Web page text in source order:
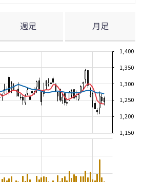
週足 月足
1,150
1,200
1,250
1,300
1,350
1,400